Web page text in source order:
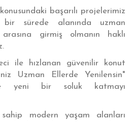
başarılı projelerimiz
bir sürede alanında uzman
girmiş olmanın haklı
ile hızlanan güvenilir konut
Uzman Ellerde Yenilensin"
yeni bir soluk katmayı
modern yaşam alanları